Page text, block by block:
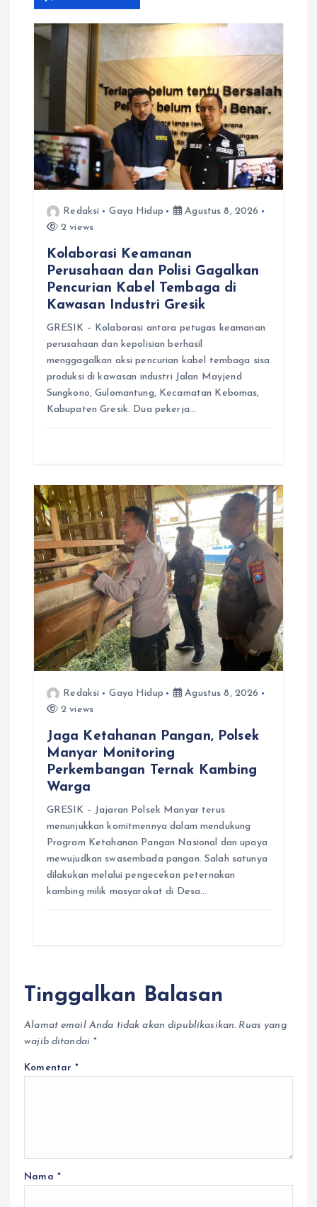
p
Redaksi Gaya Hidup
Agustus 8, 2026
2 views
Kolaborasi Keamanan
Perusahaan dan Polisi Gagalkan
Pencurian Kabel Tembaga di
Kawasan Industri Gresik
GRESIK – Kolaborasi antara petugas keamanan
perusahaan dan kepolisian berhasil
menggagalkan aksi pencurian kabel tembaga sisa
produksi di kawasan industri Jalan Mayjend
Sungkono, Gulomantung, Kecamatan Kebomas,
Kabupaten Gresik. Dua pekerja…
Redaksi Gaya Hidup
Agustus 8, 2026
2 views
Jaga Ketahanan Pangan, Polsek
Manyar Monitoring
Perkembangan Ternak Kambing
Warga
GRESIK – Jajaran Polsek Manyar terus
menunjukkan komitmennya dalam mendukung
Program Ketahanan Pangan Nasional dan upaya
mewujudkan swasembada pangan. Salah satunya
dilakukan melalui pengecekan peternakan
kambing milik masyarakat di Desa…
Tinggalkan Balasan
Alamat email Anda tidak akan dipublikasikan. Ruas yang
wajib ditandai *
Komentar*
Nama *